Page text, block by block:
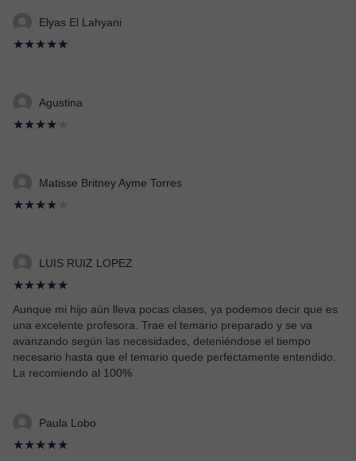
Elyas El Lahyani
★★★★★
Agustina
★★★★
Matisse Britney Ayme Torres
★★★★
LUIS RUIZ LOPEZ
★★★★★
Aunque mi hijo aún lleva pocas clases, ya podemos decir que es
una excelente profesora. Trae el temario preparado y se va
avanzando según las necesidades, deteniéndose el tiempo
necesario hasta que el temario quede perfectamente entendido.
La recomiendo al 100%
Paula Lobo
★★★★★